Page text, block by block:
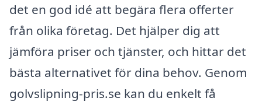
det en god idé att begära flera offerter
från olika företag. Det hjälper dig att
jämföra priser och tjänster, och hittar det
bästa alternativet för dina behov. Genom
golvslipning-pris.se kan du enkelt få